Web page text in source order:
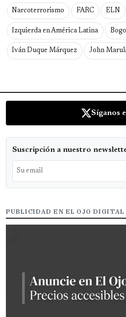
Narcoterrorismo FARC ELN
Izquierda en América Latina
Iván Duque Márquez John
Síganos
Suscripción a nuestro
PUBLICIDAD EN EL OJO DIGITAL